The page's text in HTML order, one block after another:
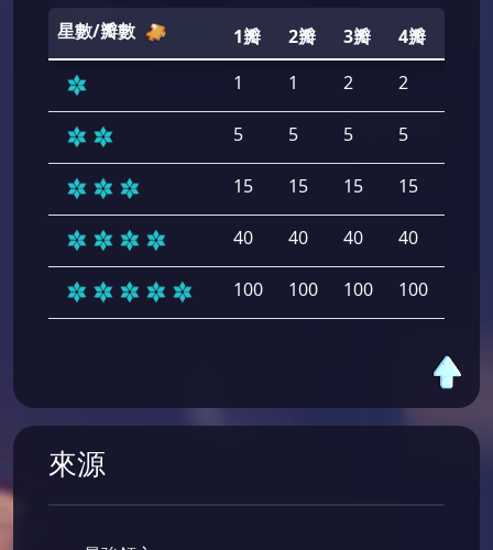
星數/瓣數 1瓣 2瓣 3瓣 4瓣
1
1 2 2
5 5 5 5
15 15 15 15
40 40 40 40
100 100 100 100
來源